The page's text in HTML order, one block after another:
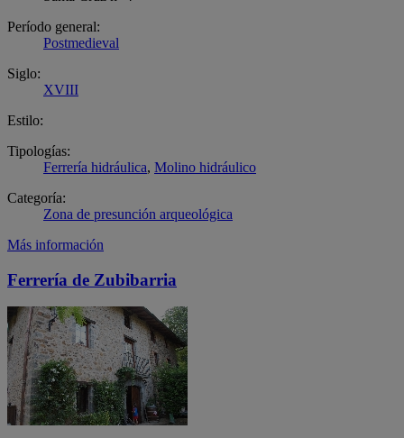
Período general:
Postmedieval
Siglo:
XVIII
Estilo:
Tipologías:
Ferrería hidráulica, Molino hidráulico
Categoría:
Zona de presunción arqueológica
Más información
Ferrería de Zubibarria